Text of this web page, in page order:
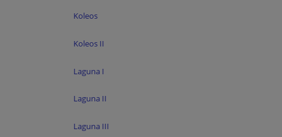
Koleos
Koleos II
Laguna I
Laguna II
Laguna III